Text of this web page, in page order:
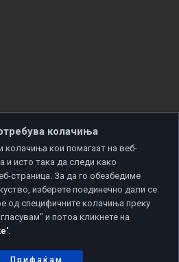
by
| Политика за колачиња
колачиња
колачиња кои помагаат на веб-
и исто така да следи како
страница. За да го обезбедиме
изберете поединечно дали се
од специфичните колачиња преку
и потоа кликнете на
.
Прифаќам